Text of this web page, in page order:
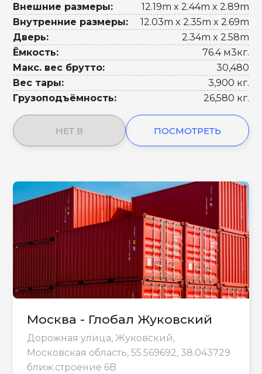
Внешние размеры:
12.19m x 2.44m x 2.89m
Внутренние размеры:
12.03m x 2.35m x 2.69m
Дверь:
2.34m x 2.58m
Ёмкость:
76.4 м3кг.
Макс. вес брутто:
30,480
Вес тары:
3,900 кг.
Грузоподъёмность:
26,580 кг.
НЕТ В ПОСМОТРЕТЬ
Москва - Глобал Жуковский
Дорожная улица, Жуковский,
Московская область, 55.569692, 38.043729
ближ.строение 6B